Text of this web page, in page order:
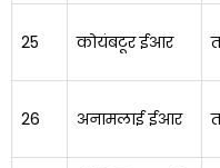
25 कोयंबटूर ईआर
26 अनामलाई ईआर